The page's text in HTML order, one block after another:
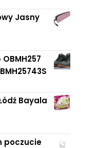
Jasny
OBMH257
Bayala
poczucie